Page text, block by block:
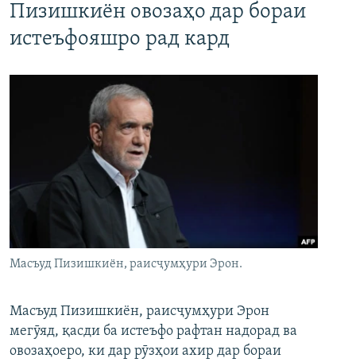
Пизишкиён овозаҳо дар бораи
истеъфояшро рад кард
Масъуд Пизишкиён, раисҷумҳури Эрон.
Масъуд Пизишкиён, раисҷумҳури Эрон
мегӯяд, қасди ба истеъфо рафтан надорад ва
овозаҳоеро, ки дар рӯзҳои ахир дар бораи